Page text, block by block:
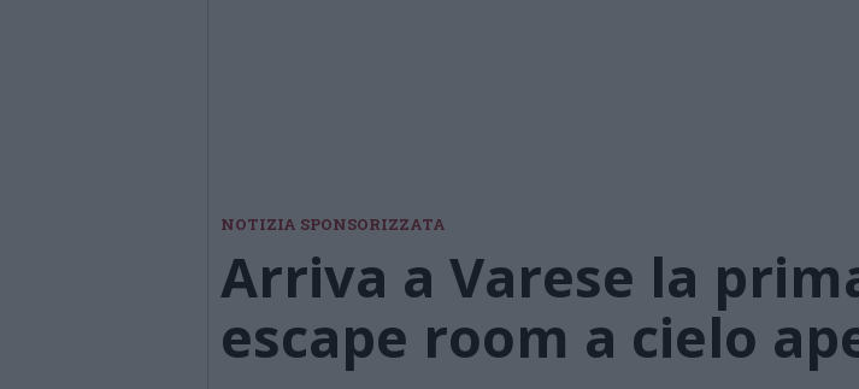
NOTIZIA SPONSORIZZATA
Arriva a Varese la
escape room a cielo